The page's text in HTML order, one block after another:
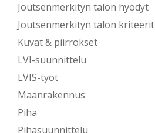
Joutsenmerkityn talon hyödyt
Joutsenmerkityn talon kriteerit
Kuvat & piirrokset
LVI-suunnittelu
LVIS-työt
Maanrakennus
Piha
Pihasuunnittelu